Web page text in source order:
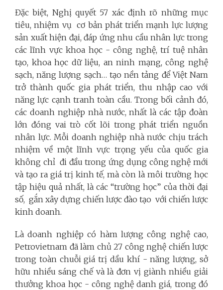
Đặc biệt, Nghị quyết 57 xác định rõ những mục
tiêu, nhiệm vụ cơ bản phát triển mạnh lực lượng
sản xuất hiện đại, đáp ứng nhu cầu nhân lực trong
các lĩnh vực khoa học - công nghệ, trí tuệ nhân
tạo, khoa học dữ liệu, an ninh mạng, công nghệ
sạch, năng lượng sạch… tạo nền tảng để Việt Nam
trở thành quốc gia phát triển, thu nhập cao với
năng lực cạnh tranh toàn cầu. Trong bối cảnh đó,
các doanh nghiệp nhà nước, nhất là các tập đoàn
lớn đóng vai trò cốt lõi trong phát triển nguồn
nhân lực. Mỗi doanh nghiệp nhà nước chịu trách
nhiệm về một lĩnh vực trọng yếu của quốc gia
không chỉ đi đầu trong ứng dụng công nghệ mới
và tạo ra giá trị kinh tế, mà còn là môi trường học
tập hiệu quả nhất, là các “trường học” của thời đại
số, gắn xây dựng chiến lược đào tạo với chiến lược
kinh doanh.
Là doanh nghiệp có hàm lượng công nghệ cao,
Petrovietnam đã làm chủ 27 công nghệ chiến lược
trong toàn chuỗi giá trị dầu khí - năng lượng, sở
hữu nhiều sáng chế và là đơn vị giành nhiều giải
thưởng khoa học - công nghệ danh giá, trong đó